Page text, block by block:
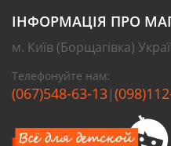
ІНФОРМАЦІЯ ПРО
м. Київ (Борщагівка)
Телефонуйте нам:
(067)548-63-13|